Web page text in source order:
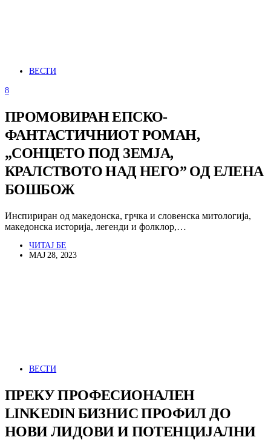
ВЕСТИ
8
ПРОМОВИРАН ЕПСКО-
ФАНТАСТИЧНИОТ РОМАН,
„СОНЦЕТО ПОД ЗЕМЈА,
КРАЛСТВОТО НАД НЕГО” ОД ЕЛЕНА
БОШБОЖ
Инспириран од македонска, грчка и словенска митологија,
македонска историја, легенди и фолклор,…
ЧИТАЈ БЕ
МАЈ 28, 2023
ВЕСТИ
ПРЕКУ ПРОФЕСИОНАЛЕН
LINKEDIN БИЗНИС ПРОФИЛ ДО
НОВИ ЛИДОВИ И ПОТЕНЦИЈАЛНИ